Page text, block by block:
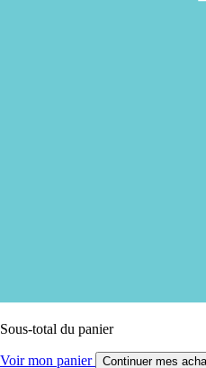
Sous-total du panier
Voir mon panier Continuer mes